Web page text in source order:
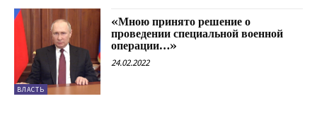
ВЛАСТЬ
«Мною принято решение о
проведении специальной военной
операции…»
24.02.2022